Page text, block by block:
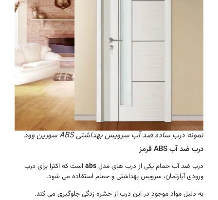
نمونه درب ساده ضد آب سرویس بهداشتی ABS سورین وود
درب ضد آب ABS قرمز
درب ضد آب حمام یکی از درب های مدلabsاست که اکثرا برای درب
ورودی آپارتمان، سرویس بهداشتی و حمام استفاده می شود.
به دلیل مواد موجود در این درب از حشره زدگی جلوگیری می کند.